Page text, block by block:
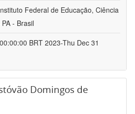
Federal de Educação, Ciência
- Brasil
BRT 2023-Thu Dec 31
Domingos de